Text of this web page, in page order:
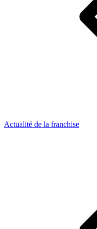
Actualité de la franchise